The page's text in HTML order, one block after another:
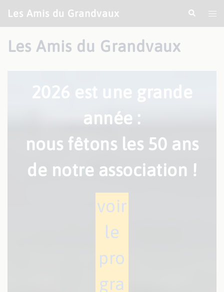
au
contenu
Les Amis du Grandvaux
le
Les Amis du Grandvaux
année :
nous fêtons les 50 ans
de notre association !
voir
le
pro
gra